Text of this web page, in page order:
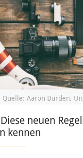
Quelle: Aaron Burden,
neuen
kennen